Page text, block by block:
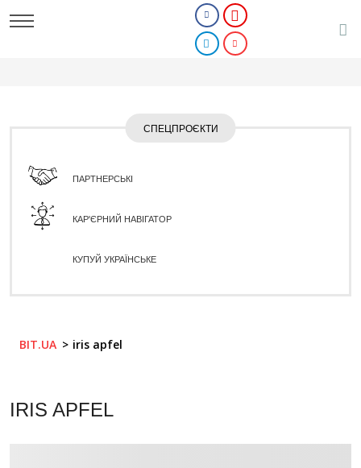
СПЕЦПРОЄКТИ
ПАРТНЕРСЬКІ
КАР'ЄРНИЙ НАВІГАТОР
КУПУЙ УКРАЇНСЬКЕ
BIT.UA iris apfel
IRIS APFEL